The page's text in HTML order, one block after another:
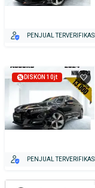
PENJUAL TERVERIFIKASI
DISKON 10jt
PENJUAL TERVERIFIKASI